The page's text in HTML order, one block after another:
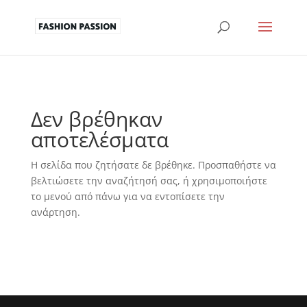
Δεν βρέθηκαν
αποτελέσματα
Η σελίδα που ζητήσατε δε βρέθηκε. Προσπαθήστε να
βελτιώσετε την αναζήτησή σας, ή χρησιμοποιήστε
το μενού από πάνω για να εντοπίσετε την
ανάρτηση.